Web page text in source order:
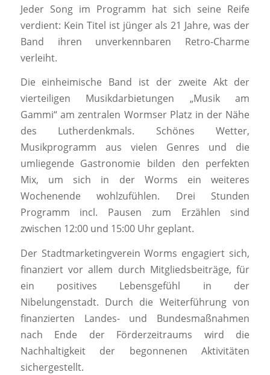
Jeder Song im Programm hat sich seine Reife
verdient: Kein Titel ist jünger als 21 Jahre, was der
Band ihren unverkennbaren Retro-Charme
verleiht.
Die einheimische Band ist der zweite Akt der
vierteiligen Musikdarbietungen „Musik am
Gammi“ am zentralen Wormser Platz in der Nähe
des Lutherdenkmals. Schönes Wetter,
Musikprogramm aus vielen Genres und die
umliegende Gastronomie bilden den perfekten
Mix, um sich in der Worms ein weiteres
Wochenende wohlzufühlen. Drei Stunden
Programm incl. Pausen zum Erzählen sind
zwischen 12:00 und 15:00 Uhr geplant.
Der Stadtmarketingverein Worms engagiert sich,
finanziert vor allem durch Mitgliedsbeiträge, für
ein positives Lebensgefühl in der
Nibelungenstadt. Durch die Weiterführung von
finanzierten Landes- und Bundesmaßnahmen
nach Ende der Förderzeitraums wird die
Nachhaltigkeit der begonnenen Aktivitäten
sichergestellt.